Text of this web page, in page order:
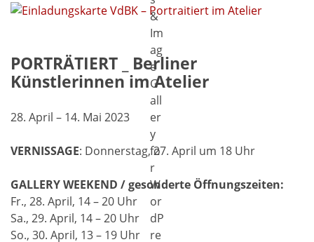
PORTRÄTIERT _ Berliner
Künstlerinnen im Atelier
28. April – 14. Mai 2023
VERNISSAGE: Donnerstag, 27. April um 18 Uhr
GALLERY WEEKEND / gesonderte Öffnungszeiten:
Fr., 28. April, 14 – 20 Uhr
Sa., 29. April, 14 – 20 Uhr
So., 30. April, 13 – 19 Uhr